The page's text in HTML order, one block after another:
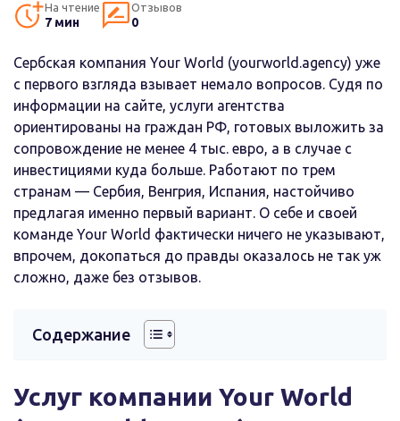
На чтение
7 мин
Отзывов
0
Сербская компания Your World (yourworld.agency) уже
с первого взгляда взывает немало вопросов. Судя по
информации на сайте, услуги агентства
ориентированы на граждан РФ, готовых выложить за
сопровождение не менее 4 тыс. евро, а в случае с
инвестициями куда больше. Работают по трем
странам — Сербия, Венгрия, Испания, настойчиво
предлагая именно первый вариант. О себе и своей
команде Your World фактически ничего не указывают,
впрочем, докопаться до правды оказалось не так уж
сложно, даже без отзывов.
Содержание
Услуг компании Your World